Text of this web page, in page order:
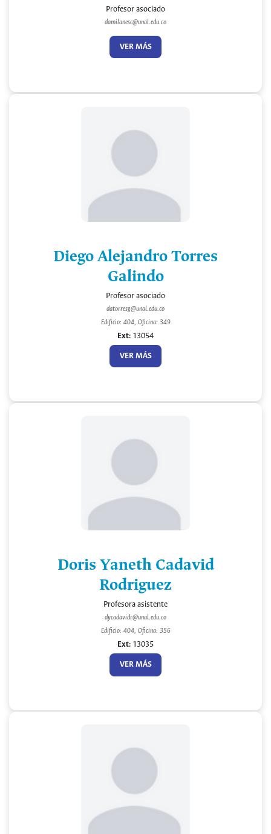
Profesor asociado
damilanesc@unal.edu.co
VER MÁS
Diego Alejandro Torres
Galindo
Profesor asociado
datorresg@unal.edu.co
Edificio: 404, Oficina: 349
Ext: 13054
VER MÁS
Doris Yaneth Cadavid
Rodriguez
Profesora asistente
dycadavidr@unal.edu.co
Edificio: 404, Oficina: 356
Ext: 13035
VER MÁS